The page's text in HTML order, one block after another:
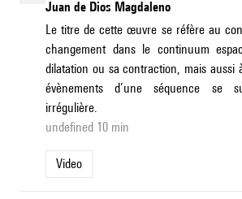
Juan de Dios Magdaleno
Le titre de cette œuvre se réfère au
changement dans le continuum
dilatation ou sa contraction, mais aussi
évènements d’une séquence se
irrégulière.
undefined 10 min
Video